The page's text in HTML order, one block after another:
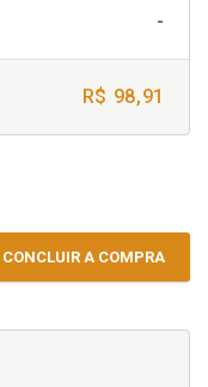
-
R$ 98,91
CONCLUIR A COMPRA